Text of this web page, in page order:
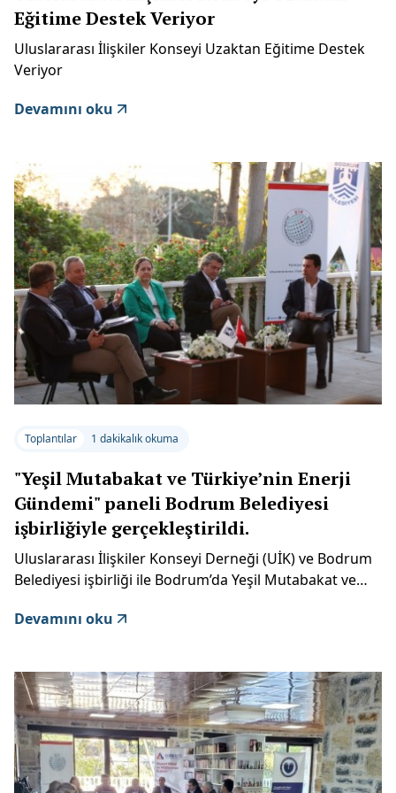
Eğitime Destek Veriyor
Uluslararası İlişkiler Konseyi Uzaktan Eğitime Destek
Veriyor
Devamını oku
Toplantılar 1 dakikalık okuma
"Yeşil Mutabakat ve Türkiye’nin Enerji
Gündemi" paneli Bodrum Belediyesi
işbirliğiyle gerçekleştirildi.
Uluslararası İlişkiler Konseyi Derneği (UİK) ve Bodrum
Belediyesi işbirliği ile Bodrum’da Yeşil Mutabakat ve
gerçekleştirildi.
Devamını oku